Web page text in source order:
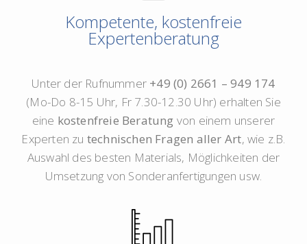
Kompetente, kostenfreie
Expertenberatung
Unter der Rufnummer +49 (0) 2661 – 949 174
(Mo-Do 8-15 Uhr, Fr 7.30-12.30 Uhr) erhalten Sie
eine kostenfreie Beratung von einem unserer
Experten zu technischen Fragen aller Art, wie z.B.
Auswahl des besten Materials, Möglichkeiten der
Umsetzung von Sonderanfertigungen usw.